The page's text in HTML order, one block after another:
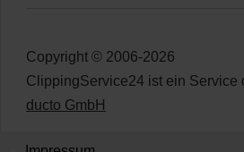
Copyright © 2006-2026
ClippingService24 ist ein Service
ducto GmbH